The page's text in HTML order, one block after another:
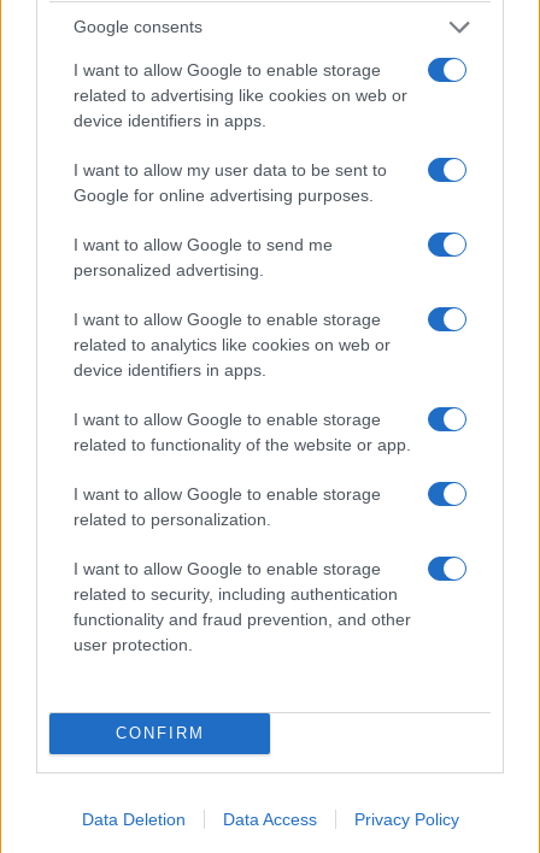
Google consents
I want to allow Google to enable storage
related to advertising like cookies on web or
device identifiers in apps.
I want to allow my user data to be sent to
Google for online advertising purposes.
I want to allow Google to send me
personalized advertising.
I want to allow Google to enable storage
related to analytics like cookies on web or
device identifiers in apps.
I want to allow Google to enable storage
related to functionality of the website or app.
I want to allow Google to enable storage
related to personalization.
I want to allow Google to enable storage
related to security, including authentication
functionality and fraud prevention, and other
user protection.
CONFIRM
Data Deletion Data Access Privacy Policy